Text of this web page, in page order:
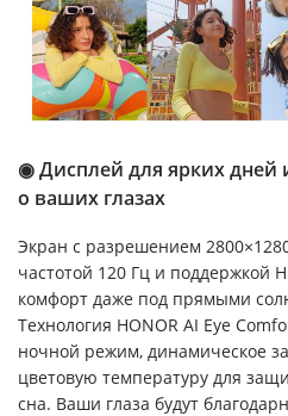
◉ Дисплей для ярких дней
о ваших глазах
Экран с разрешением
частотой 120 Гц и поддержкой
комфорт даже под прямыми
Технология HONOR AI Eye
ночной режим, динамическое
цветовую температуру для
сна. Ваши глаза будут